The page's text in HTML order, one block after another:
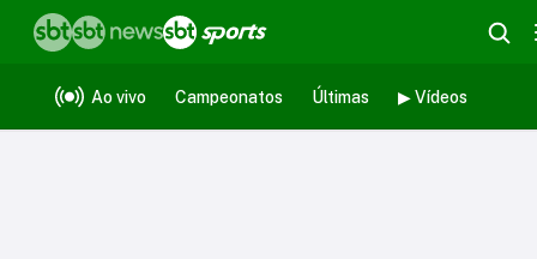
Ao vivo Campeonatos Últimas ▶ Vídeos